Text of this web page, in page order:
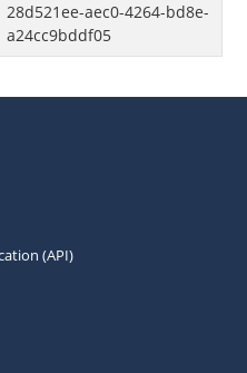
28d521ee-aec0-4264-bd8e-
a24cc9bddf05
(API)